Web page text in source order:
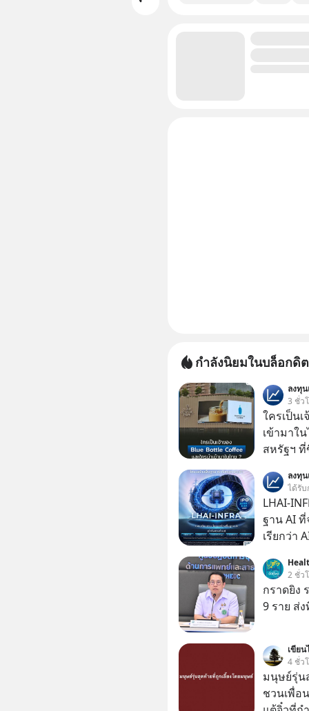
กำลังนิยมในบล็อกดิต
ลงทุ
3 ชั่ว
ใครเป็น
เข้ามาใ
สหรัฐฯ
ลงทุ
ได้รั
LHAI-
ฐาน AI
เรียกว่า
ลงทุน AI
ฐานด้าน
ยันระบบ
2 ชั่ว
กราดยิง
9 ราย ส่
เขียน
4 ชั่ว
มนุษย์รุ่น
ชวนเพื่อน